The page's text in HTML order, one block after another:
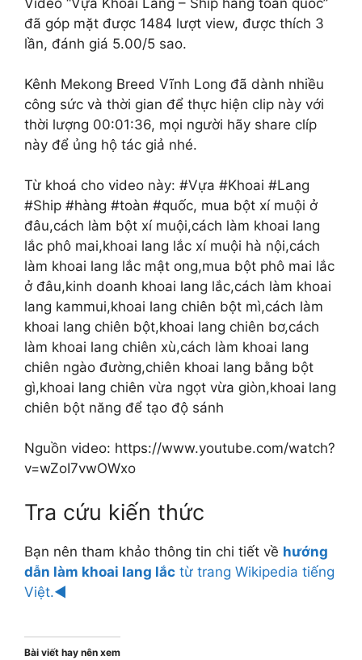
Video “Vựa Khoai Lang – Ship hàng toàn quốc”
đã góp mặt được 1484 lượt view, được thích 3
lần, đánh giá 5.00/5 sao.
Kênh Mekong Breed Vĩnh Long đã dành nhiều
công sức và thời gian để thực hiện clip này với
thời lượng 00:01:36, mọi người hãy share clíp
này để ủng hộ tác giả nhé.
Từ khoá cho video này: #Vựa #Khoai #Lang
#Ship #hàng #toàn #quốc, mua bột xí muội ở
đâu,cách làm bột xí muội,cách làm khoai lang
lắc phô mai,khoai lang lắc xí muội hà nội,cách
làm khoai lang lắc mật ong,mua bột phô mai lắc
ở đâu,kinh doanh khoai lang lắc,cách làm khoai
lang kammui,khoai lang chiên bột mì,cách làm
khoai lang chiên bột,khoai lang chiên bơ,cách
làm khoai lang chiên xù,cách làm khoai lang
chiên ngào đường,chiên khoai lang bằng bột
gì,khoai lang chiên vừa ngọt vừa giòn,khoai lang
chiên bột năng để tạo độ sánh
Nguồn video: https://www.youtube.com/watch?
v=wZoI7vwOWxo
Tra cứu kiến thức
Bạn nên tham khảo thông tin chi tiết về hướng
dẫn làm khoai lang lắc từ trang Wikipedia tiếng
Việt.◄
Bài viết hay nên xem